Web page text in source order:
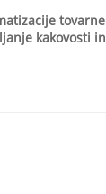
tovarne
kakovosti in